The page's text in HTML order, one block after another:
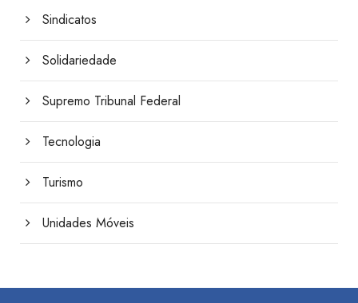
Sindicatos
Solidariedade
Supremo Tribunal Federal
Tecnologia
Turismo
Unidades Móveis